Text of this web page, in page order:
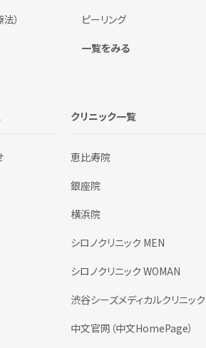
）
ピーリング
一覧をみる
クリニック一覧
恵比寿院
銀座院
横浜院
シロノクリニック MEN
シロノクリニック WOMAN
渋谷シーズメディカルクリニック
中文官网（中文HomePage）